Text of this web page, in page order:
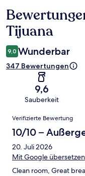
Bewertungen
Tijuana
9,0 Wunderbar
347 Bewertungen
9,6
Sauberkeit
Bewertungen
Verifizierte Bewertung
10/10 –
20. Juli 2026
Mit Google übersetzen
Clean room, Great